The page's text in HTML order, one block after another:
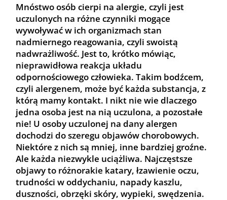
Mnóstwo osób cierpi na alergie, czyli jest
uczulonych na różne czynniki mogące
wywoływać w ich organizmach stan
nadmiernego reagowania, czyli swoistą
nadwrażliwość. Jest to, krótko mówiąc,
nieprawidłowa reakcja układu
odpornościowego człowieka. Takim bodźcem,
czyli alergenem, może być każda substancja, z
którą mamy kontakt. I nikt nie wie dlaczego
jedna osoba jest na nią uczulona, a pozostałe
nie! U osoby uczulonej na dany alergen
dochodzi do szeregu objawów chorobowych.
Niektóre z nich są mniej, inne bardziej groźne.
Ale każda niezwykle uciążliwa. Najczęstsze
objawy to różnorakie katary, łzawienie oczu,
trudności w oddychaniu, napady kaszlu,
duszności, obrzęki skóry, wypieki, swędzenia.